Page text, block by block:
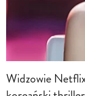
Widzowie